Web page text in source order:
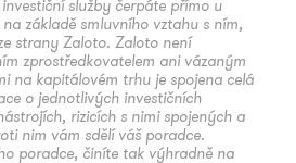
služby čerpáte přímo u
základě smluvního vztahu s ním,
strany Zaloto. Zaloto není
zprostředkovatelem ani vázaným
na kapitálovém trhu je spojena celá
o jednotlivých investičních
rizicích s nimi spojených a
nim vám sdělí váš poradce.
poradce, činíte tak výhradně na